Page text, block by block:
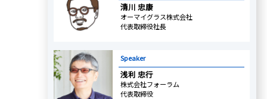
清川 忠康
オーマイグラス株式会社
代表取締役社長
Speaker
浅利 忠行
株式会社フォーラム
代表取締役